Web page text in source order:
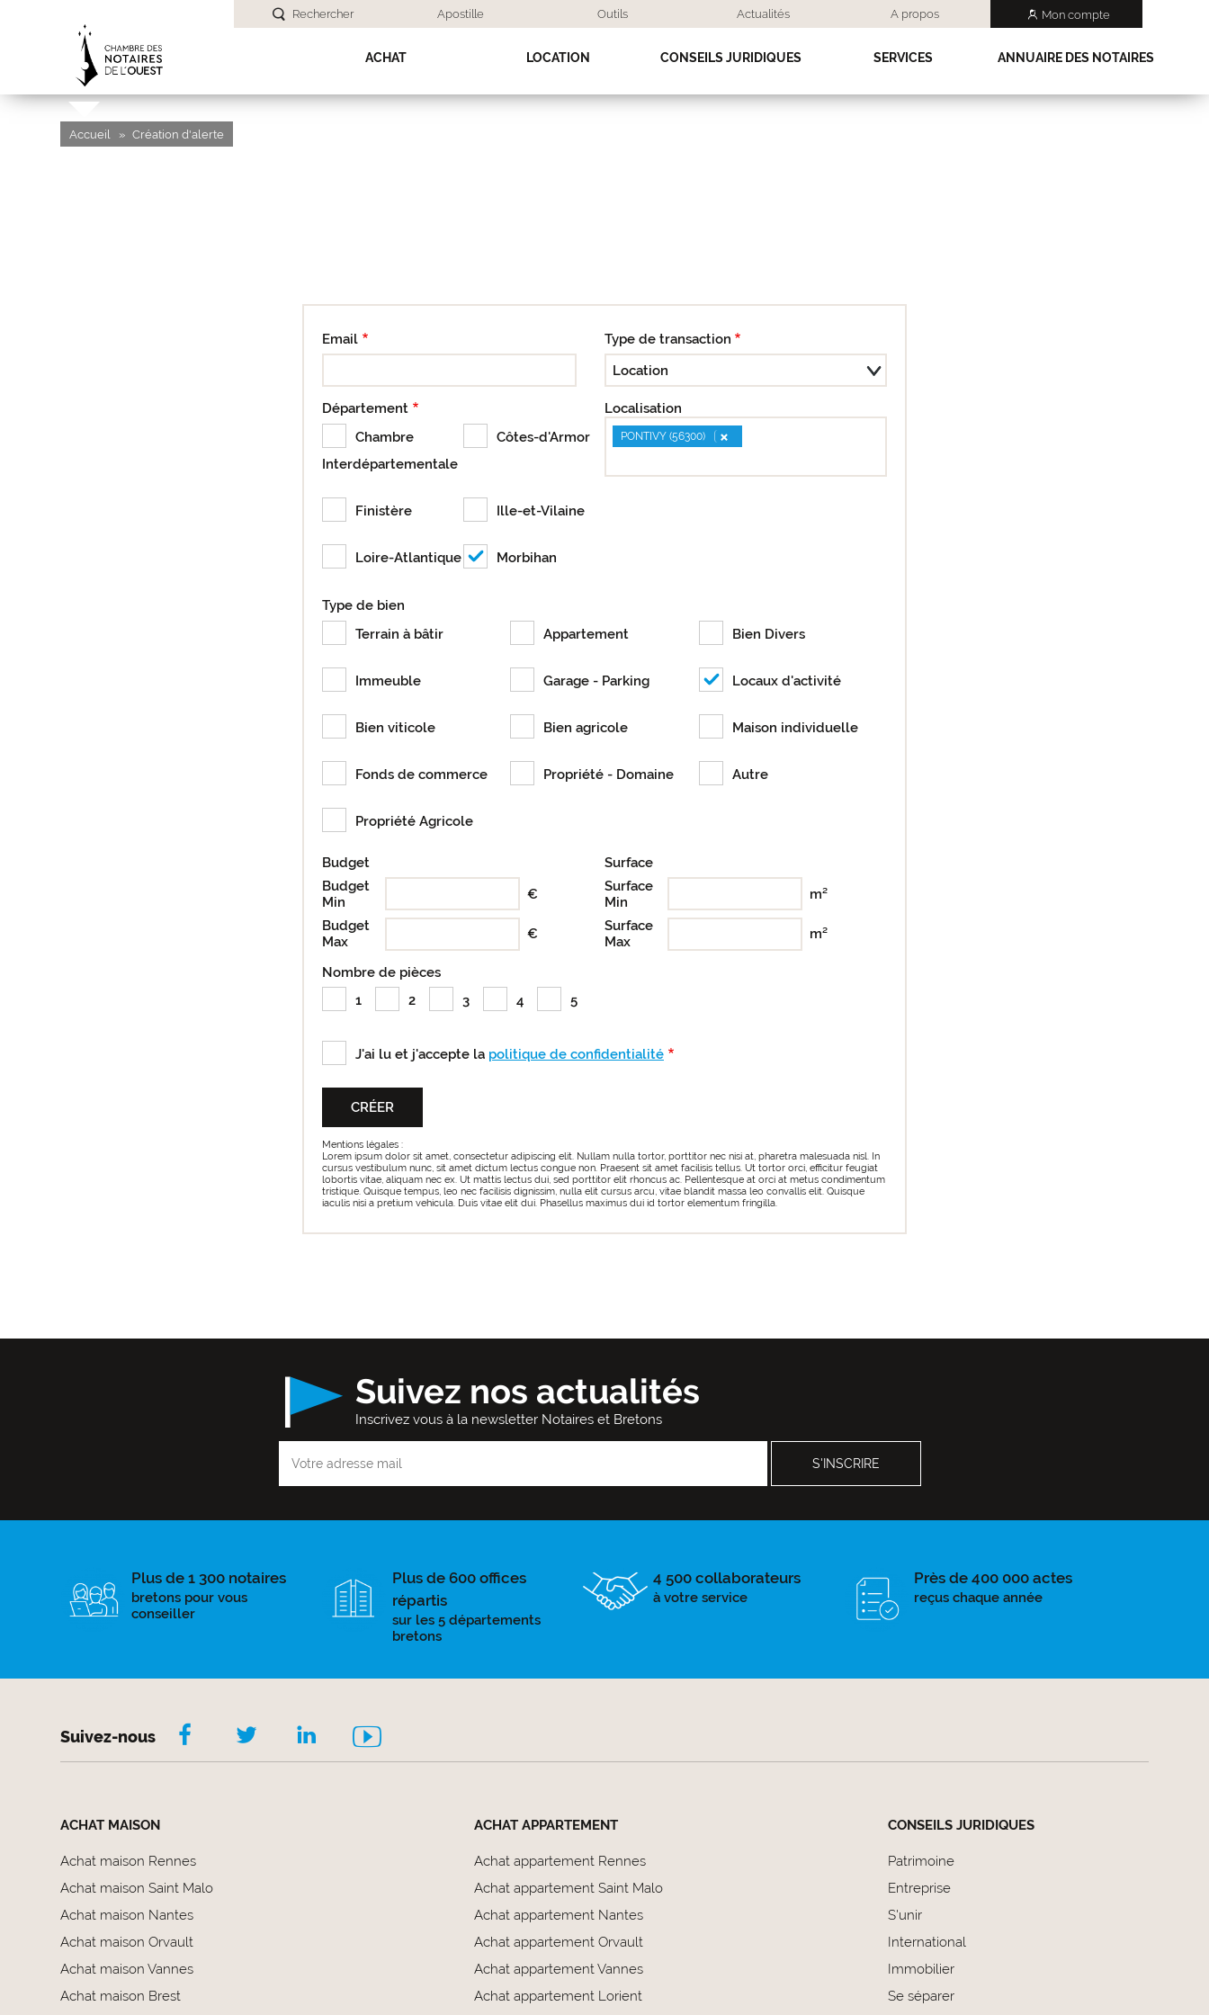
Rechercher Apostille Outils Actualités A propos Mon compte
ACHAT LOCATION CONSEILS JURIDIQUES SERVICES ANNUAIRE DES NOTAIRES
Accueil Création d'alerte
Email Type de transaction
Département
Chambre
Interdépartementale
Côtes-d'Armor
Finistère Ille-et-Vilaine
Loire-Atlantique Morbihan
Localisation
×
PONTIVY (56300)
Type de bien
Terrain à bâtir
Appartement Bien Divers
Immeuble Garage - Parking Locaux d'activité
Bien viticole Bien agricole Maison individuelle
Fonds de commerce Propriété - Domaine Autre
Propriété Agricole
Budget
Budget
Min
€
Budget
Max
€
Surface
Surface
Min
m²
Surface
Max
m²
Nombre de pièces
1
2 3 4 5
J'ai lu et j'accepte la politique de confidentialité
Mentions légales :
Lorem ipsum dolor sit amet, consectetur adipiscing elit. Nullam nulla tortor, porttitor nec nisi at, pharetra malesuada nisl. In
cursus vestibulum nunc, sit amet dictum lectus congue non. Praesent sit amet facilisis tellus. Ut tortor orci, efficitur feugiat
lobortis vitae, aliquam nec ex. Ut mattis lectus dui, sed porttitor elit rhoncus ac. Pellentesque at orci at metus condimentum
tristique. Quisque tempus, leo nec facilisis dignissim, nulla elit cursus arcu, vitae blandit massa leo convallis elit. Quisque
iaculis nisi a pretium vehicula. Duis vitae elit dui. Phasellus maximus dui id tortor elementum fringilla.
Suivez nos actualités
Inscrivez vous à la newsletter Notaires et Bretons
Plus de 1 300 notaires
bretons pour vous
conseiller
Plus de 600 offices
répartis
sur les 5 départements
bretons
4 500 collaborateurs
à votre service
Près de 400 000 actes
reçus chaque année
Suivez-nous
ACHAT MAISON
Achat maison Rennes
Achat maison Saint Malo
Achat maison Nantes
Achat maison Orvault
Achat maison Vannes
Achat maison Brest
ACHAT APPARTEMENT
Achat appartement Rennes
Achat appartement Saint Malo
Achat appartement Nantes
Achat appartement Orvault
Achat appartement Vannes
Achat appartement Lorient
CONSEILS JURIDIQUES
Patrimoine
Entreprise
S'unir
International
Immobilier
Se séparer